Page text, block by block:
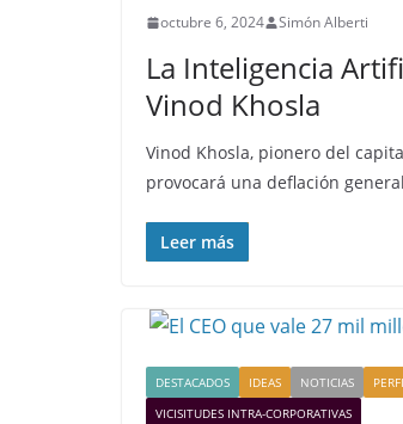
octubre 6, 2024 Simón Alberti
La Inteligencia
Vinod Khosla
Vinod Khosla, pionero del
provocará una deflación
Leer más
DESTACADOS IDEAS NOTICIAS
VICISITUDES INTRA-CORPORATIVAS